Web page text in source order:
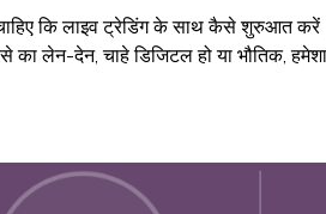
कि लाइव ट्रेडिंग के साथ कैसे शुरुआत
लेन-देन, चाहे डिजिटल हो या भौतिक,